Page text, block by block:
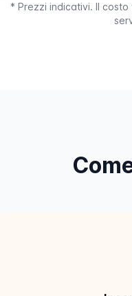
* Prezzi indicativi. Il